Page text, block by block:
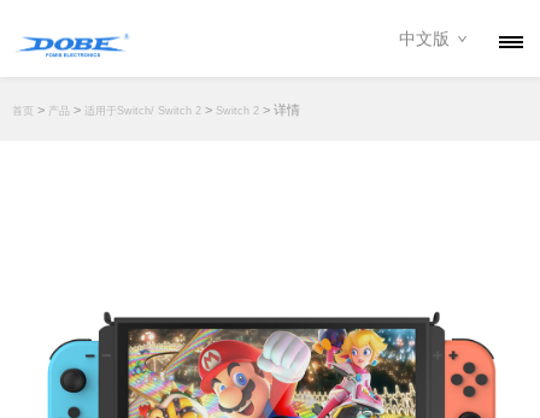
经销商
中文版
首页 > 产品 > 适用于Switch/ Switch 2 > Switch 2 > 详情